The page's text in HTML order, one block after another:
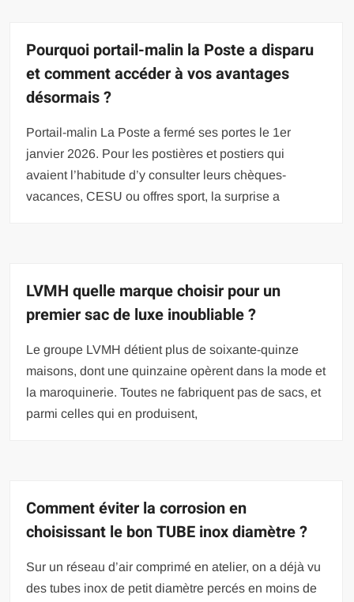
Pourquoi portail-malin la Poste a disparu
et comment accéder à vos avantages
désormais ?
Portail-malin La Poste a fermé ses portes le 1er
janvier 2026. Pour les postières et postiers qui
avaient l’habitude d’y consulter leurs chèques-
vacances, CESU ou offres sport, la surprise a
LVMH quelle marque choisir pour un
premier sac de luxe inoubliable ?
Le groupe LVMH détient plus de soixante-quinze
maisons, dont une quinzaine opèrent dans la mode et
la maroquinerie. Toutes ne fabriquent pas de sacs, et
parmi celles qui en produisent,
Comment éviter la corrosion en
choisissant le bon TUBE inox diamètre ?
Sur un réseau d’air comprimé en atelier, on a déjà vu
des tubes inox de petit diamètre percés en moins de